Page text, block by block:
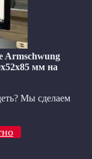
Armschwung
мм на
Мы сделаем